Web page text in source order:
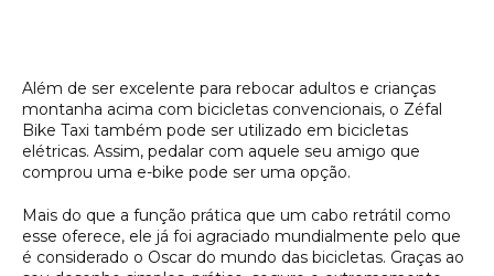
Além de ser excelente para rebocar adultos e crianças
montanha acima com bicicletas convencionais, o Zéfal
Bike Taxi também pode ser utilizado em bicicletas
elétricas. Assim, pedalar com aquele seu amigo que
comprou uma e-bike pode ser uma opção.
Mais do que a função prática que um cabo retrátil como
esse oferece, ele já foi agraciado mundialmente pelo que
é considerado o Oscar do mundo das bicicletas. Graças ao